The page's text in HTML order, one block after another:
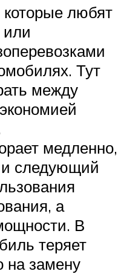
любят
или
Тут
между
медленно,
и следующий
а
В
теряет
на замену